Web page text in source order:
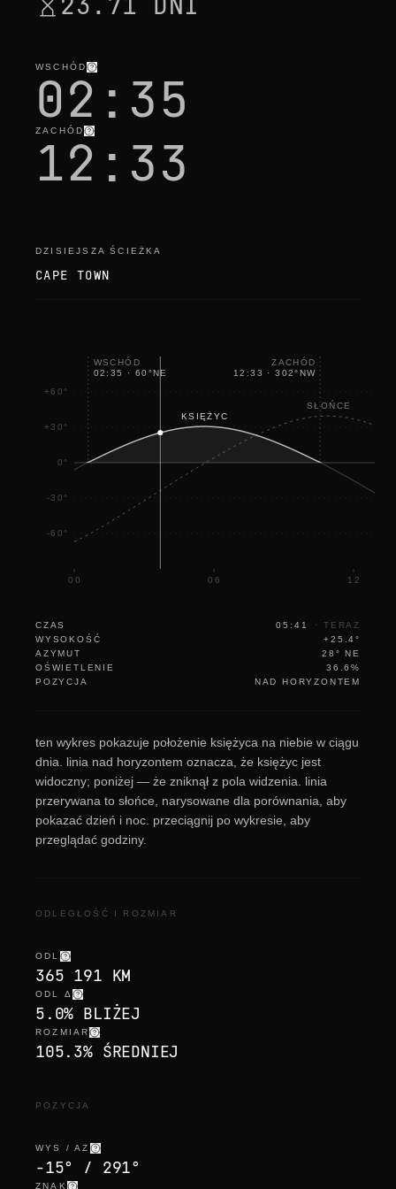
WSCHÓD
02:35
ZACHÓD
12:33
DZISIEJSZA ŚCIEŻKA
CAPE TOWN
+60°
+30°
0°
-30°
-60°
00 06 12
KSIĘŻYC
SŁOŃCE
WSCHÓD
02:35 · 60°NE
ZACHÓD
12:33 · 302 °NW
CZAS 05:41 · TERAZ
WYSOKOŚĆ
+25.4°
AZYMUT
28° NE
OŚWIETLENIE
36.6%
POZYCJA
NAD HORYZONTEM
ten wykres pokazuje położenie księżyca na niebie w ciągu
dnia. linia nad horyzontem oznacza, że księżyc jest
widoczny; poniżej — że zniknął z pola widzenia. linia
przerywana to słońce, narysowane dla porównania, aby
pokazać dzień i noc. przeciągnij po wykresie, aby
przeglądać godziny.
ODLEGŁOŚĆ I ROZMIAR
ODL
365 191 KM
ODL Δ
5.0% BLIŻEJ
ROZMIAR
105.3% ŚREDNIEJ
POZYCJA
WYS / AZ
-15° / 291°
ZNAK